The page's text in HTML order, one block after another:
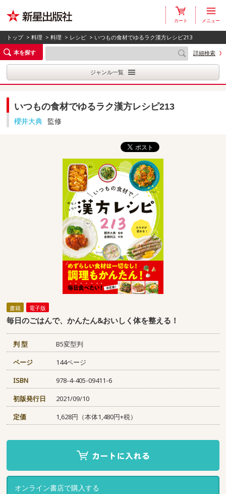
カート メニュー
トップ >料理 >料理 > レシピ > いつもの食材でゆるラク漢方レシピ213
本を探す
詳細検索
ジャンル一覧
いつもの食材でゆるラク漢方レシピ213
櫻井大典 監修
書籍 電子版
毎日のごはんで、かんたん&おいしく体を整える！
判 型
B5変型判
ページ
144ページ
ISBN
978-4-405-09411-6
初版発行日
2021/09/10
定価
1,628円（本体1,480円+税）
オンライン書店で購入する